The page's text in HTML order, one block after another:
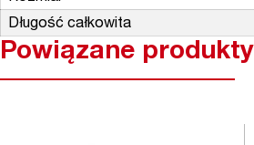
Długość całkowita
Powiązane produkty